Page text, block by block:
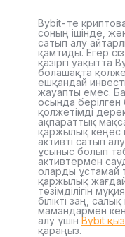
Bybit-те
соның ішінде,
сатып алу
қамтиды. Егер
қазіргі уақытта
болашақта
ешқандай
жауапты емес.
осында
қолжетімді
ақпараттық
қаржылық кеңес
активті сатып
ұсыныс болып
активтермен
оларды ұстамай
қаржылық
төзімділігін
білікті заң,
мамандармен
алу үшін Bybit
қараңыз.